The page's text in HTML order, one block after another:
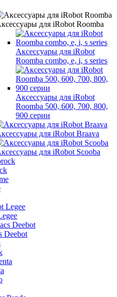
для iRobot Roomba
Аксессуары для iRobot
Roomba combo, e, i, s series
Аксессуары для iRobot
Roomba 500, 600, 700, 800,
900 серии
для iRobot Braava
для iRobot Scooba
Deebot